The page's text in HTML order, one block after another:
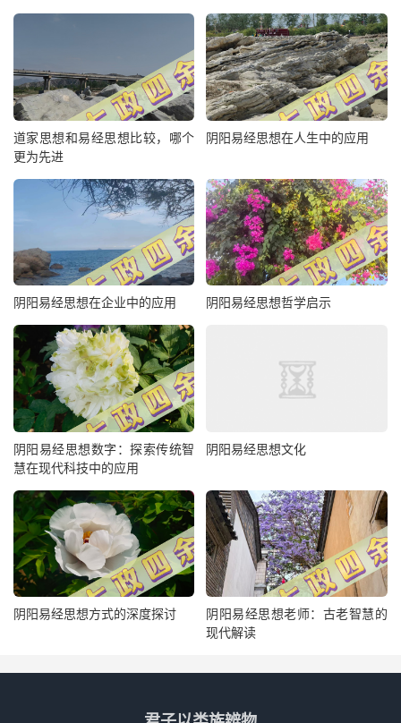
道家思想和易经思想比较，哪个
更为先进
阴阳易经思想在人生中的应用
阴阳易经思想在企业中的应用 阴阳易经思想哲学启示
阴阳易经思想数字：探索传统智
慧在现代科技中的应用
阴阳易经思想文化
阴阳易经思想方式的深度探讨
阴阳易经思想老师：古老智慧的
现代解读